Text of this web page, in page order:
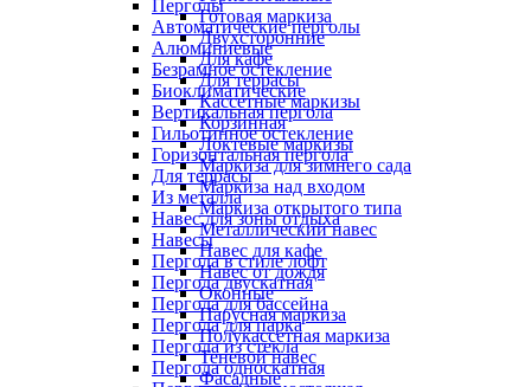
Готовая маркиза
Двухсторонние
Для кафе
Для террасы
Кассетные маркизы
Корзинная
Локтевые маркизы
Маркиза для зимнего сада
Маркиза над входом
Маркиза открытого типа
Металлический навес
Навес для кафе
Навес от дождя
Оконные
Парусная маркиза
Полукассетная маркиза
Теневой навес
Фасадные
Перголы
Автоматические перголы
Алюминиевые
Безрамное остекление
Биоклиматические
Вертикальная пергола
Гильотинное остекление
Горизонтальная пергола
Для террасы
Из металла
Навес для зоны отдыха
Навесы
Пергола в стиле лофт
Пергола двускатная
Пергола для бассейна
Пергола для парка
Пергола из стекла
Пергола односкатная